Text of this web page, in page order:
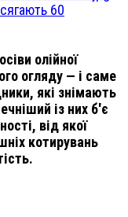
60
олійної
огляду — і саме
які знімають
із них б'є
від якої
котирувань